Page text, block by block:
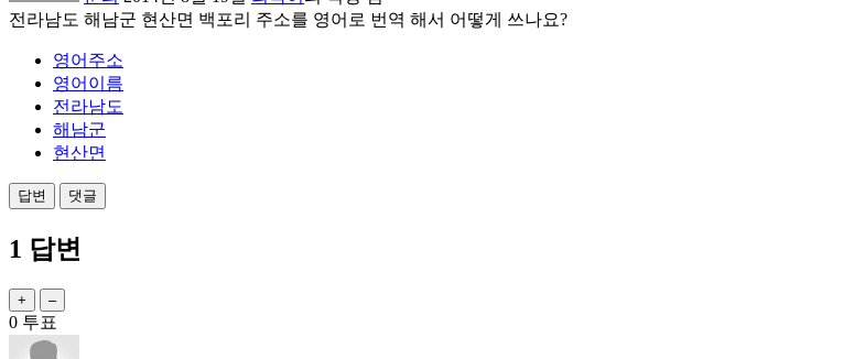
전라남도 해남군 현산면 백포리 주소를 영어로 번역 해서 어떻게 쓰나요?
영어주소
영어이름
전라남도
해남군
현산면
1 답변
0 투표